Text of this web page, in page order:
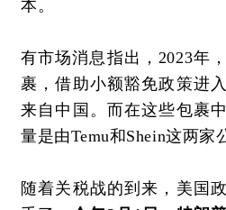
本。
有市场消息指出， 2023年
裹，借助小额豁免政策进
来自中国。而在这些包裹
量是由Temu和Shein这两家
随着关税战的到来，美国